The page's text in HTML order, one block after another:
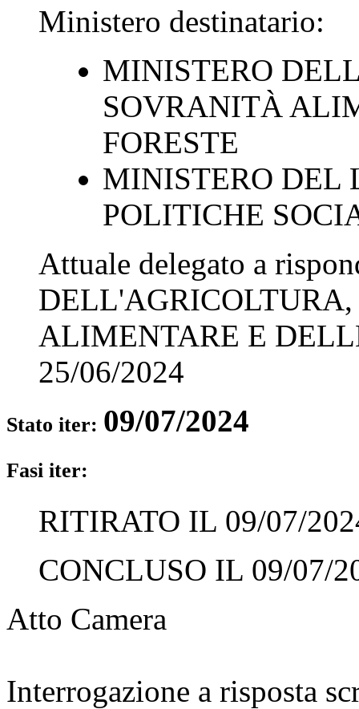
Ministero destinatario:
MINISTERO
SOVRANITÀ
FORESTE
MINISTERO DEL
POLITICHE
Attuale delegato a
ALIMENTARE E
25/06/2024
Stato iter: 09/07/2024
Fasi iter:
RITIRATO IL 09/07/
CONCLUSO IL 09/07/
Atto Camera
Interrogazione a risposta